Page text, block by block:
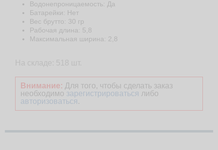
Водонепроницаемость: Да
Батарейки: Нет
Веc брутто: 30 гр
Рабочая длина: 5,8
Максимальная ширина: 2,8
Внимание: Для того, чтобы сделать заказ
необходимо зарегистрироваться либо
авторизоваться .